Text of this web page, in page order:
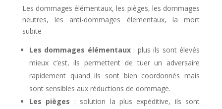
Les dommages élémentaux, les pièges, les dommages
neutres, les anti-dommages élementaux, la mort
subite
Les dommages élémentaux: plus ils sont élevés
mieux c’est, ils permettent de tuer un adversaire
rapidement quand ils sont bien coordonnés mais
sont sensibles aux réductions de dommage.
Les pièges : solution la plus expéditive, ils sont